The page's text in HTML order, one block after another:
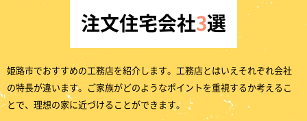
注文住宅会社3選
姫路市でおすすめの工務店を紹介します。工務店とはいえそれぞれ会社
の特長が違います。ご家族がどのようなポイントを重視するか考えるこ
とで、理想の家に近づけることができます。